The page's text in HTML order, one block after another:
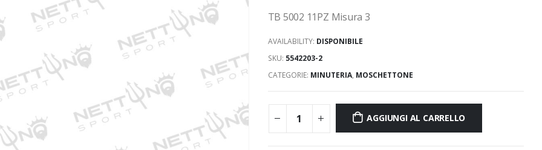
TB 5002 11PZ Misura 3
AVAILABILITY: DISPONIBILE
SKU: 5542203-2
CATEGORIE: MINUTERIA, MOSCHETTONE
AGGIUNGI AL CARRELLO